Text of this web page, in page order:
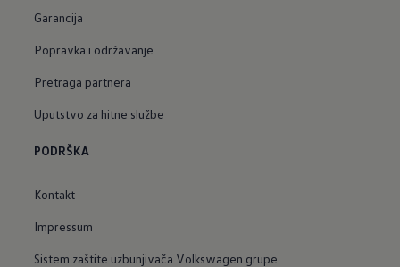
Garancija
Popravka i održavanje
Pretraga partnera
Uputstvo za hitne službe
PODRŠKA
Kontakt
Impressum
Sistem zaštite uzbunjivača Volkswagen grupe